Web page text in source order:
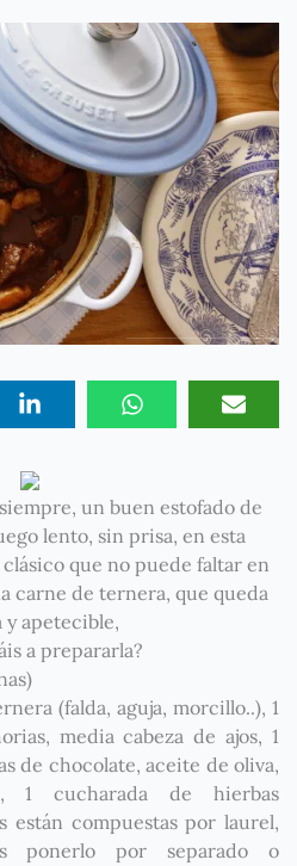
un buen estofado de
lento, sin prisa, en esta
que no puede faltar en
carne de ternera, que queda
y apetecible,
a prepararla?
(falda, aguja, morcillo..), 1
media cabeza de ajos, 1
de chocolate, aceite de oliva,
1 cucharada de hierbas
están compuestas por laurel,
ponerlo por separado o